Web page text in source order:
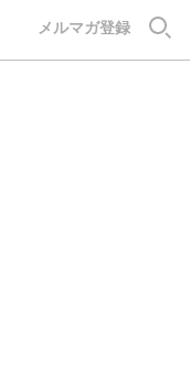
メルマガ登録